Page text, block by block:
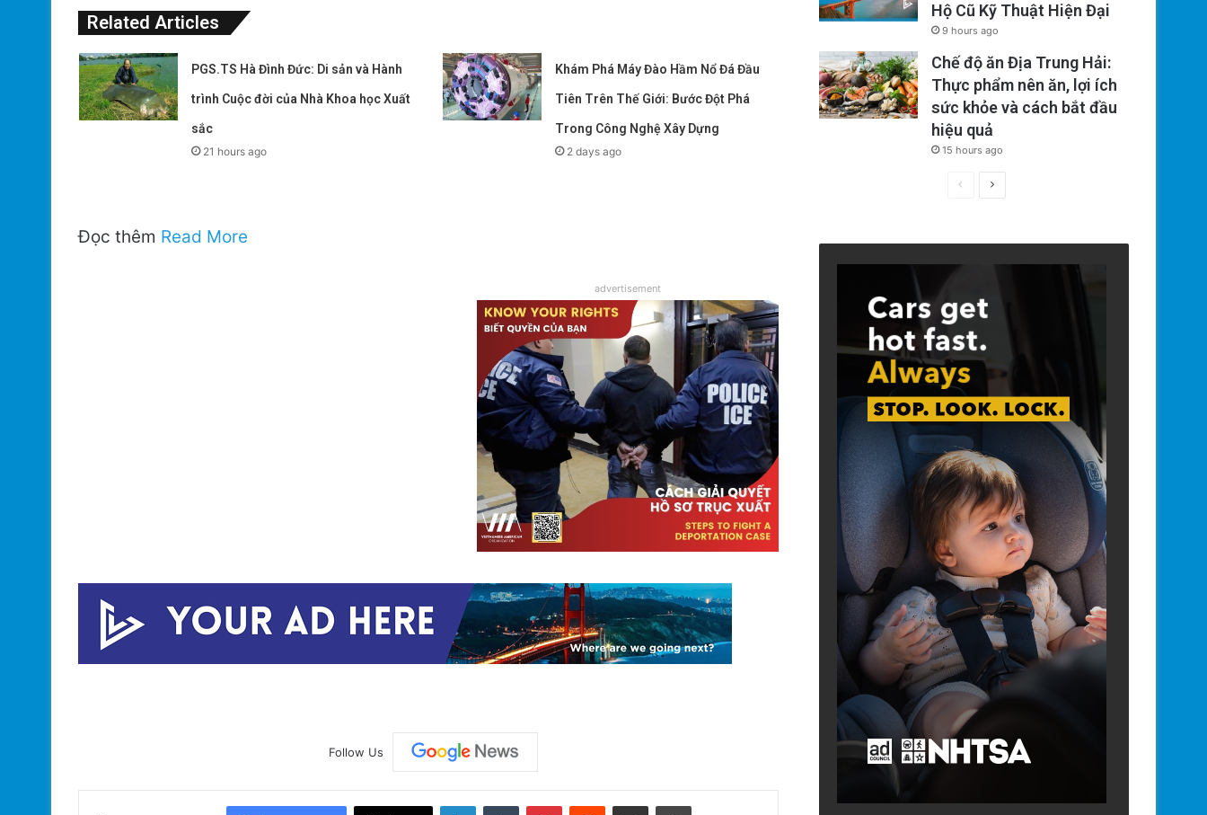
Related Articles
PGS.TS Hà Đình Đức: Di sản và Hành
trình Cuộc đời của Nhà Khoa học Xuất
sắc
21 hours ago
Khám Phá Máy Đào Hầm Nổ Đá Đầu
Tiên Trên Thế Giới: Bước Đột Phá
Trong Công Nghệ Xây Dựng
2 days ago
Đọc thêm Read More
advertisement
Follow Us
LinkedInTumblr PinterestReddit Share via Email Print
Hộ Cũ Kỹ Thuật Hiện Đại
9 hours ago
Chế độ ăn Địa Trung Hải:
Thực phẩm nên ăn, lợi ích
sức khỏe và cách bắt đầu
hiệu quả
15 hours ago
PreviousNext